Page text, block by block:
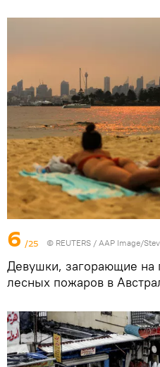
6 /25 © REUTERS / AAP Image/
Девушки, загорающие
лесных пожаров в